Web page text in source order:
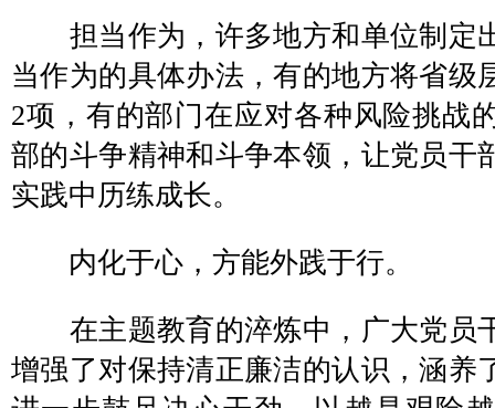
担当作为，许多地方和单位制定
当作为的具体办法，有的地方将省级
2项，有的部门在应对各种风险挑战
部的斗争精神和斗争本领，让党员干
实践中历练成长。
内化于心，方能外践于行。
在主题教育的淬炼中，广大党员
增强了对保持清正廉洁的认识，涵养